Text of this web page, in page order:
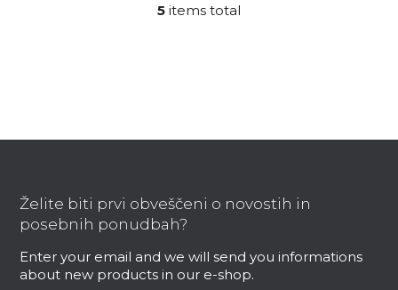
L
g
n
t
o
l
5 items total
Želite biti prvi obveščeni o novostih in
posebnih ponudbah?
Enter your email and we will send you informations
about new products in our e-shop.